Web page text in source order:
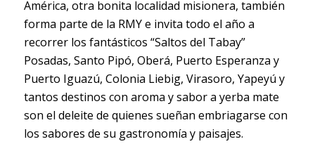
América, otra bonita localidad misionera, también
forma parte de la RMY e invita todo el año a
recorrer los fantásticos “Saltos del Tabay”
Posadas, Santo Pipó, Oberá, Puerto Esperanza y
Puerto Iguazú, Colonia Liebig, Virasoro, Yapeyú y
tantos destinos con aroma y sabor a yerba mate
son el deleite de quienes sueñan embriagarse con
los sabores de su gastronomía y paisajes.